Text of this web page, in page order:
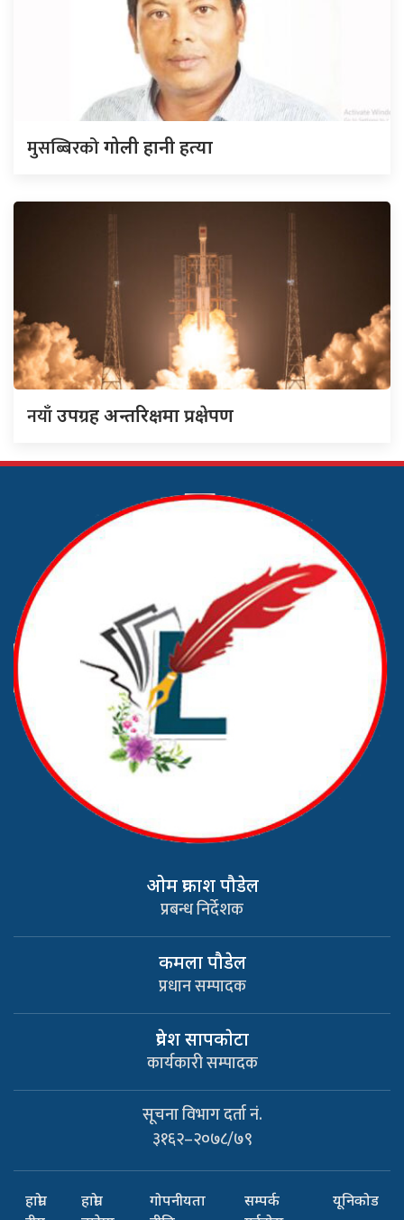
मुसब्बिरकोगोली हानी हत्या
नयाँउपग्रह अन्तरिक्षमा प्रक्षेपण
ओम प्रकाश पौडेल
प्रबन्ध निर्देशक
कमला पौडेल
प्रधान सम्पादक
प्रवेश सापकाेटा
कार्यकारी सम्पादक
सूचना विभाग दर्ता नं.
३१६२–२०७८/७९
हाम्रो
हाम्रो
गोपनीयता
सम्पर्क
यूनिकोड